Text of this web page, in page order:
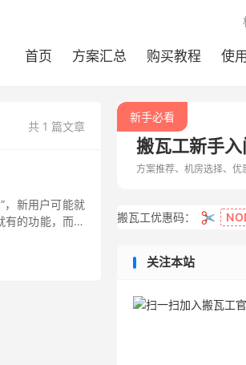
首页 方案汇总 购买教程 使
共 1 篇文章
，新用户可能就
的功能，而是
新手必看
搬瓦工新手
方案推荐、机房选择、优
搬瓦工优惠码： ✂️
关注本站